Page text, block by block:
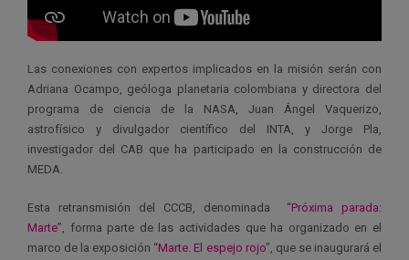
Las conexiones con expertos implicados en la misión serán con
Adriana Ocampo, geóloga planetaria colombiana y directora del
programa de ciencia de la NASA, Juan Ángel Vaquerizo,
astrofísico y divulgador científico del INTA, y Jorge Pla,
investigador del CAB que ha participado en la construcción de
MEDA.
Esta retransmisión del CCCB, denominada “Próxima parada:
Marte”, forma parte de las actividades que ha organizado en el
marco de la exposición “Marte. El espejo rojo”, que se inaugurará el